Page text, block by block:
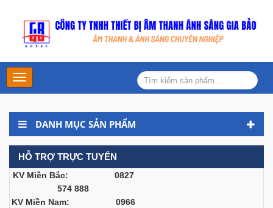
Main
Menu
DANH MỤC SẢN PHẨM
HỖ TRỢ TRỰC TUYẾN
KV Miền Bắc: 0827
574 888
KV Miền Nam: 0966